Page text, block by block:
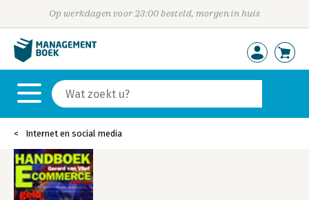
Op werkdagen voor 23:00 besteld, morgen in huis
Internet en social media